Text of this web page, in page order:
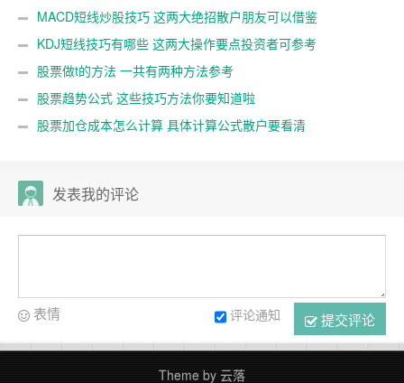
MACD短线炒股技巧 这两大绝招散户朋友可以借鉴
KDJ短线技巧有哪些 这两大操作要点投资者可参考
股票做t的方法 一共有两种方法参考
股票趋势公式 这些技巧方法你要知道啦
股票加仓成本怎么计算 具体计算公式散户要看清
发表我的评论
提交评论
评论通知
表情
Theme by 云落